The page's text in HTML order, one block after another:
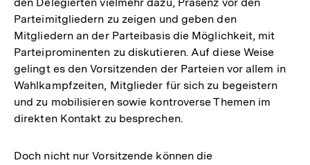
Parteimitgliedern zu zeigen und geben den
Mitgliedern an der Parteibasis die Möglichkeit, mit
Parteiprominenten zu diskutieren. Auf diese Weise
gelingt es den Vorsitzenden der Parteien vor allem in
Wahlkampfzeiten, Mitglieder für sich zu begeistern
und zu mobilisieren sowie kontroverse Themen im
direkten Kontakt zu besprechen.
Doch nicht nur Vorsitzende können die